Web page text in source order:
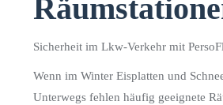
Sicherheit im Lkw-Verkehr mit
Wenn im Winter Eisplatten und
Unterwegs fehlen häufig geeignete